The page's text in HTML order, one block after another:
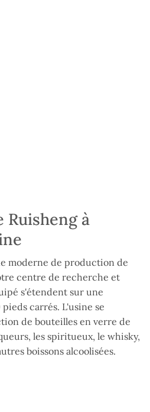
Ruisheng à
moderne de production de
centre de recherche et
s'étendent sur une
carrés. L'usine se
de bouteilles en verre de
les spiritueux, le whisky,
boissons alcoolisées.